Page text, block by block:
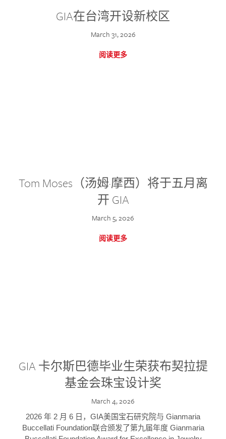
GIA在台湾开设新校区
March 31, 2026
阅读更多
Tom Moses（汤姆·摩西）将于五月离
开 GIA
March 5, 2026
阅读更多
GIA 卡尔斯巴德毕业生荣获布契拉提
基金会珠宝设计奖
March 4, 2026
2026 年 2 月 6 日，GIA美国宝石研究院与 Gianmaria
Buccellati Foundation联合颁发了第九届年度 Gianmaria